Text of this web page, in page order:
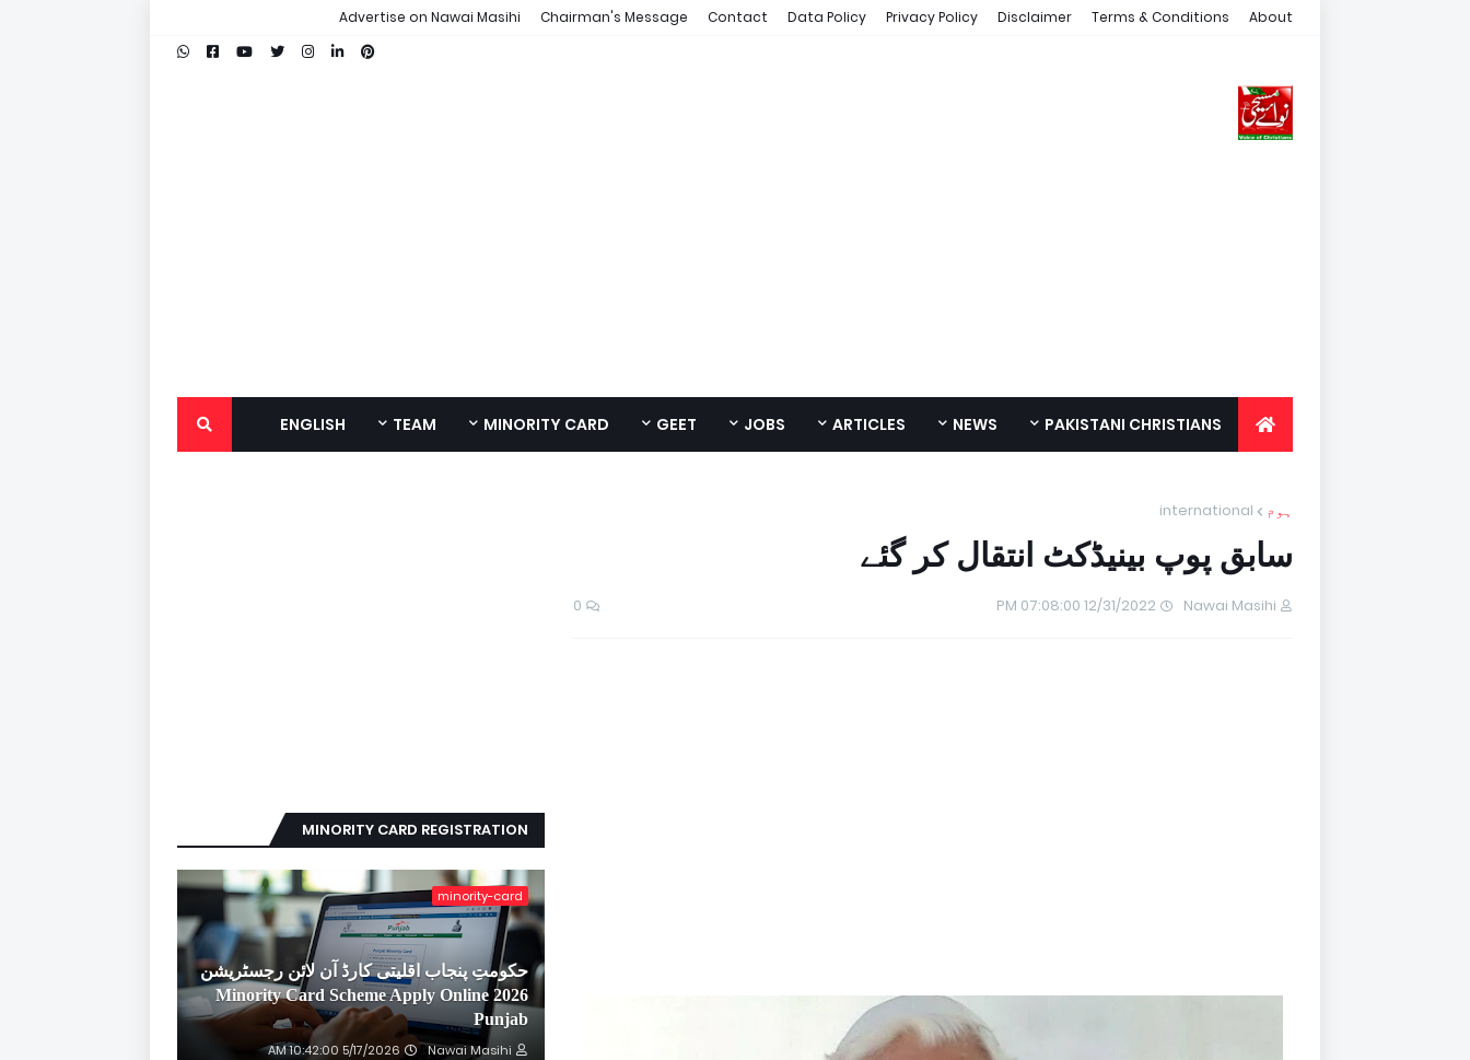
About
Terms & Conditions
Disclaimer
Privacy Policy
Data Policy
Contact
Chairman's Message
Advertise on Nawai Masihi
PAKISTANI CHRISTIANS
NEWS
ARTICLES
JOBS
GEET
MINORITY CARD
TEAM
ENGLISH
ہوم international
سابق پوپ بینیڈکٹ انتقال کر گئے
Nawai Masihi
12/31/2022 07:08:00 PM
0
MINORITY CARD REGISTRATION
minority-card
حکومتِ پنجاب اقلیتی کارڈ آن لائن رجسٹریشن
2026 Minority Card Scheme Apply Online
Punjab
Nawai Masihi
5/17/2026 10:42:00 AM